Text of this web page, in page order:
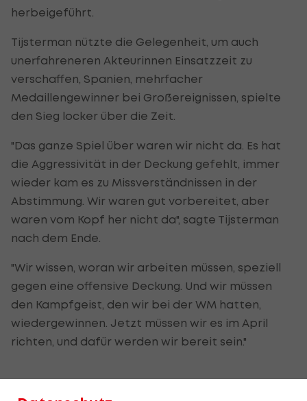
herbeigeführt.
Tijsterman nützte die Gelegenheit, um auch
unerfahreneren Akteurinnen Einsatzzeit zu
verschaffen, Spanien, mehrfacher
Medaillengewinner bei Großereignissen, spielte
den Sieg locker über die Zeit.
"Das ganze Spiel über waren wir nicht da. Es hat
die Aggressivität in der Deckung gefehlt, immer
wieder kam es zu Missverständnissen in der
Abstimmung. Wir waren gut vorbereitet, aber
waren vom Kopf her nicht da", sagte Tijsterman
nach dem Ende.
"Wir wissen, woran wir arbeiten müssen, speziell
gegen eine offensive Deckung. Und wir müssen
den Kampfgeist, den wir bei der WM hatten,
wiedergewinnen. Jetzt müssen wir es im April
richten, und dafür werden wir bereit sein."
EM-Ticket winkt im April